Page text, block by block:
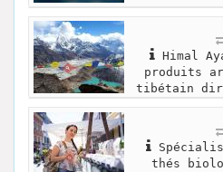
Himal
produits
tibétain
thés